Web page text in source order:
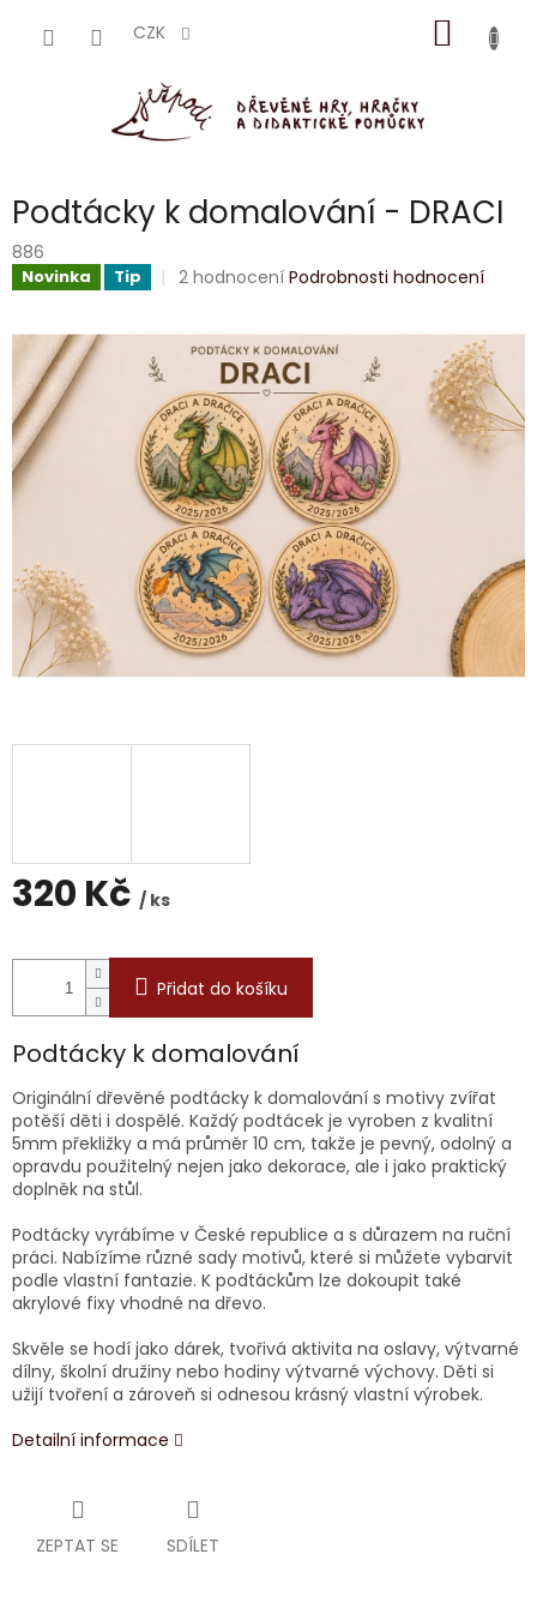
CZK
KOŠÍK
Podtácky k domalování - DRACI
886
Novinka Tip
Průměrné
je
z
5
hvězdiček.
2 hodnocení Podrobnosti hodnocení
320 Kč / ks
cena:
Přidat do košíku
Podtácky k domalování
Originální dřevěné podtácky k domalování s motivy zvířat
potěší děti i dospělé. Každý podtácek je vyroben z kvalitní
5mm překližky a má průměr 10 cm, takže je pevný, odolný a
opravdu použitelný nejen jako dekorace, ale i jako praktický
doplněk na stůl.
Podtácky vyrábíme v České republice a s důrazem na ruční
práci. Nabízíme různé sady motivů, které si můžete vybarvit
podle vlastní fantazie. K podtáckům lze dokoupit také
akrylové fixy vhodné na dřevo.
Skvěle se hodí jako dárek, tvořivá aktivita na oslavy, výtvarné
dílny, školní družiny nebo hodiny výtvarné výchovy. Děti si
užijí tvoření a zároveň si odnesou krásný vlastní výrobek.
Detailní informace
ZEPTAT SE SDÍLET